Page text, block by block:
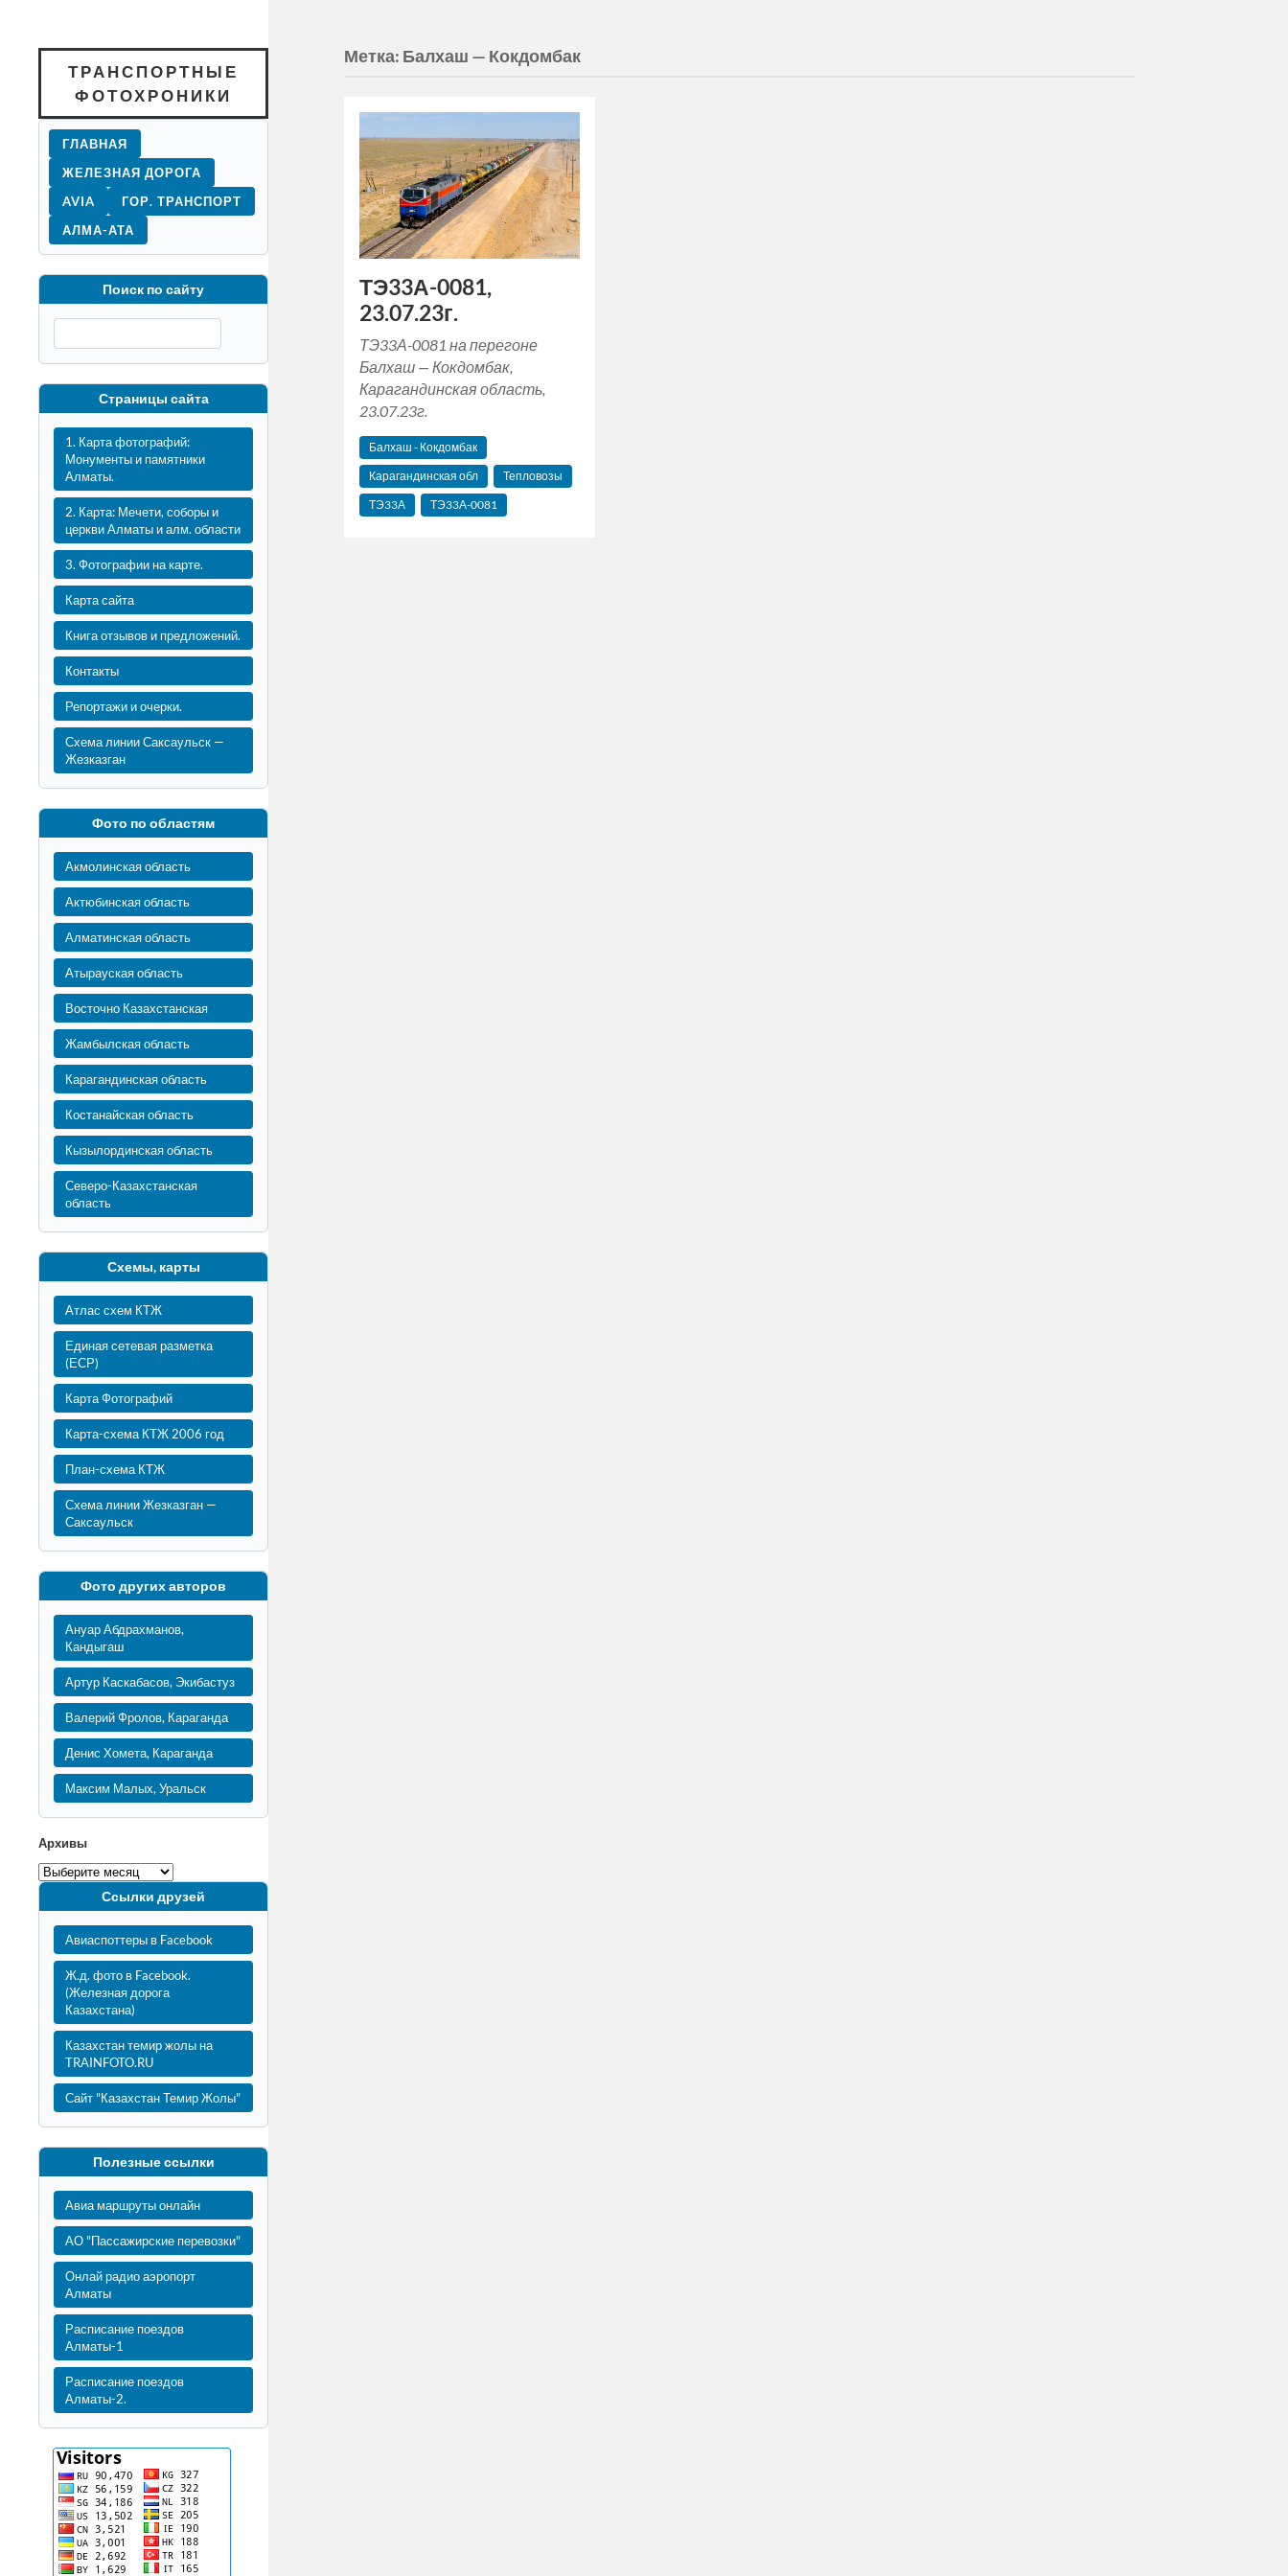
ТРАНСПОРТНЫЕ
ФОТОХРОНИКИ
ГЛАВНАЯ
ЖЕЛЕЗНАЯ ДОРОГА
AVIA
ГОР. ТРАНСПОРТ
АЛМА-АТА
Поиск по сайту
Страницы сайта
1. Карта фотографий:
Монументы и памятники
Алматы.
2. Карта: Мечети, соборы и
церкви Алматы и алм. области
3. Фотографии на карте.
Карта сайта
Книга отзывов и предложений.
Контакты
Репортажи и очерки.
Схема линии Саксаульск —
Жезказган
Фото по областям
Акмолинская область
Актюбинская область
Алматинская область
Атырауская область
Восточно Казахстанская
Жамбылская область
Карагандинская область
Костанайская область
Кызылординская область
Северо-Казахстанская
область
Схемы, карты
Атлас схем КТЖ
Единая сетевая разметка
(ЕСР)
Карта Фотографий
Карта-схема КТЖ 2006 год
План-схема КТЖ
Схема линии Жезказган —
Саксаульск
Фото других авторов
Ануар Абдрахманов,
Кандыгаш
Артур Каскабасов, Экибастуз
Валерий Фролов, Караганда
Денис Хомета, Караганда
Максим Малых, Уральск
Архивы
Ссылки друзей
Авиаспоттеры в Facebook
Ж.д. фото в Facebook.
(Железная дорога
Казахстана)
Казахстан темир жолы на
TRAINFOTO.RU
Сайт "Казахстан Темир Жолы"
Полезные ссылки
Авиа маршруты онлайн
АО "Пассажирские перевозки"
Онлай радио аэропорт
Алматы
Расписание поездов
Алматы-1
Расписание поездов
Алматы-2.
Метка: Балхаш — Кокдомбак
ТЭ33А-0081,
23.07.23г.
ТЭ33А-0081 на перегоне
Балхаш — Кокдомбак,
Карагандинская область,
23.07.23г.
Балхаш - Кокдомбак
Карагандинская обл
Тепловозы
ТЭ33А
ТЭ33А-0081